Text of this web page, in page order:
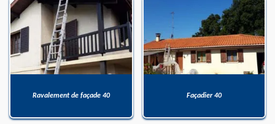
Ravalement de façade 40 Façadier 40